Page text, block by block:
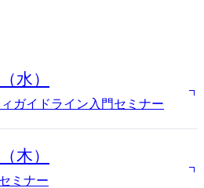
水）
ガイドライン入門セミナー
木）
ミナー